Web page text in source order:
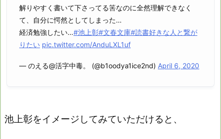
解りやすく書いて下さってる筈なのに全然理解できなく
て、自分に愕然としてしまった…
経済勉強したい…#池上彰#文春文庫#読書好きな人と繋が
りたい pic.twitter.com/AnduLXL1uf
— のえる@活字中毒。 (@b1oodya1ice2nd) April 6, 2020
池上彰をイメージしてみていただけると、